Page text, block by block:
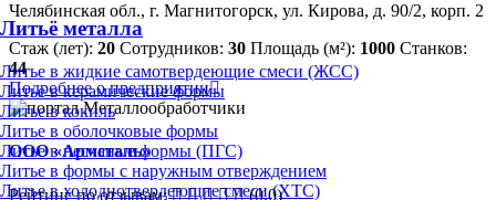
Литьё металла
Литье в жидкие самотвердеющие смеси (ЖСС)
Литье в керамические формы
Литье в кокиль
Литье в оболочковые формы
Литье в песчаные формы (ПГС)
Литье в формы с наружным отверждением
Литье в холоднотвердеющие смеси (ХТС)
Челябинская обл., г. Магнитогорск, ул. Кирова, д. 90/2, корп. 2
Стаж (лет): 20 Сотрудников: 30 Площадь (м²): 1000 Станков:
44
Подробнее о предприятии
ООО «Армсталь»
Рейтинг по отзывам:
(0.0)